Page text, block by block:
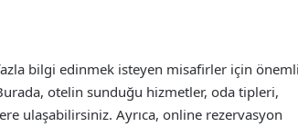
bilgi edinmek isteyen misafirler için
otelin sunduğu hizmetler, oda tipleri,
ulaşabilirsiniz. Ayrıca, online rezervasyon